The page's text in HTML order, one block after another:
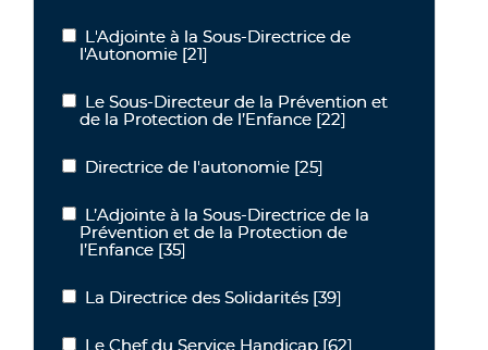
L'Adjointe à la Sous-Directrice de l'Autonomie
L'Adjointe à la Sous-Directrice de
l'Autonomie [21]
Le Sous-Directeur de la Prévention et de la Protection de
Le Sous-Directeur de la Prévention et
de la Protection de l’Enfance [22]
Directrice de l'autonomie
Directrice de l'autonomie [25]
L’Adjointe à la Sous-Directrice de la Prévention et de la Protection
L’Adjointe à la Sous-Directrice de la
Prévention et de la Protection de
l’Enfance [35]
La Directrice des Solidarités
La Directrice des Solidarités [39]
Le Chef du Service Handicap
Le Chef du Service Handicap [62]